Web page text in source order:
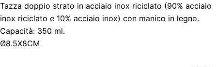
Tazza doppio strato in acciaio inox riciclato (90% acciaio
inox riciclato e 10% acciaio inox) con manico in legno.
Capacità: 350 ml.
Ø8.5X8CM